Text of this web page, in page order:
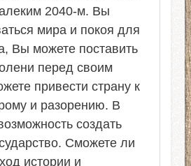
2040-м. Вы
мира и покоя для
Вы можете поставить
перед своим
привести страну к
и разорению. В
создать
Сможете ли
истории и